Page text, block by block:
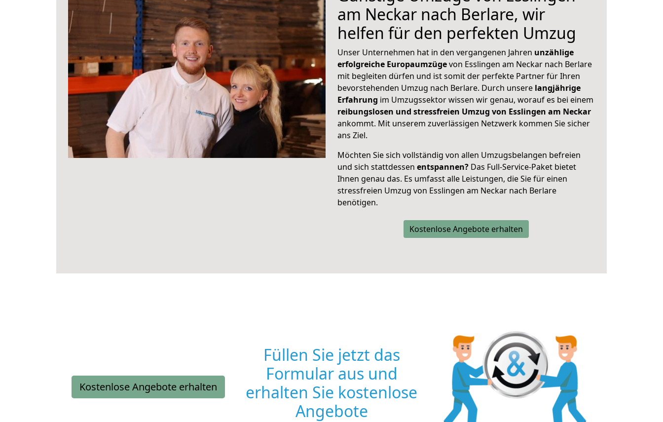
am Neckar nach Berlare, wir
helfen für den perfekten Umzug
Unser Unternehmen hat in den vergangenen Jahren unzählige
erfolgreiche Europaumzügevon Esslingen am Neckar nach Berlare
mit begleiten dürfen und ist somit der perfekte Partner für Ihren
bevorstehenden Umzug nach Berlare. Durch unsere langjährige
Erfahrung im Umzugssektor wissen wir genau, worauf es bei einem
reibungslosen und stressfreien Umzug von Esslingen am Neckar
ankommt. Mit unserem zuverlässigen Netzwerk kommen Sie sicher
ans Ziel.
Möchten Sie sich vollständig von allen Umzugsbelangen befreien
und sich stattdessen entspannen? Das Full-Service-Paket bietet
Ihnen genau das. Es umfasst alle Leistungen, die Sie für einen
stressfreien Umzug von Esslingen am Neckar nach Berlare
benötigen.
Kostenlose Angebote erhalten
Kostenlose Angebote erhalten
Füllen Sie jetzt das
Formular aus und
erhalten Sie kostenlose
Angebote